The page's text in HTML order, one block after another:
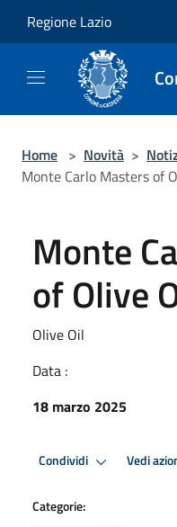
Regione Lazio
Home > Novità >
Monte Carlo Masters of
Monte
of Olive
Olive Oil
Data :
18 marzo 2025
Condividi Vedi
Categorie: